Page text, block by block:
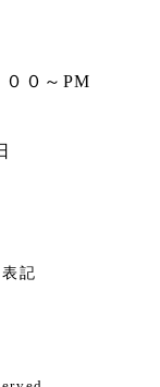
０～PM
記